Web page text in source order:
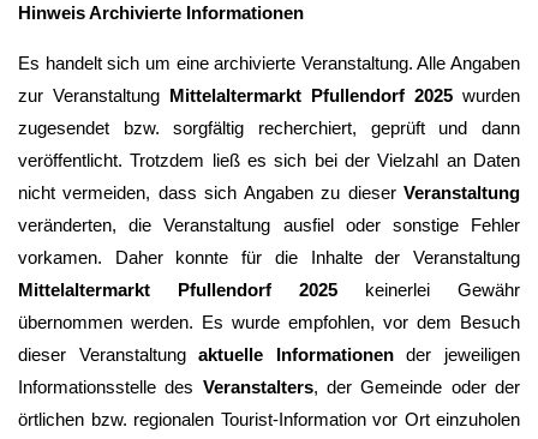
Hinweis Archivierte Informationen
Es handelt sich um eine archivierte Veranstaltung. Alle Angaben
zur Veranstaltung Mittelaltermarkt Pfullendorf 2025 wurden
zugesendet bzw. sorgfältig recherchiert, geprüft und dann
veröffentlicht. Trotzdem ließ es sich bei der Vielzahl an Daten
nicht vermeiden, dass sich Angaben zu dieser Veranstaltung
veränderten, die Veranstaltung ausfiel oder sonstige Fehler
vorkamen. Daher konnte für die Inhalte der Veranstaltung
Mittelaltermarkt Pfullendorf 2025 keinerlei Gewähr
übernommen werden. Es wurde empfohlen, vor dem Besuch
dieser Veranstaltungaktuelle Informationender jeweiligen
Informationsstelle des Veranstalters, der Gemeinde oder der
örtlichen bzw. regionalen Tourist-Information vor Ort einzuholen